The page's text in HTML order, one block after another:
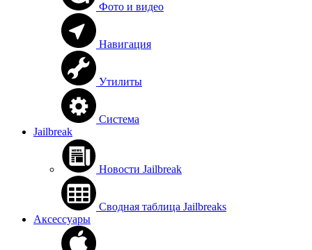
Фото и видео
Навигация
Утилиты
Система
Jailbreak
Новости Jailbreak
Сводная таблица Jailbreaks
Аксессуары